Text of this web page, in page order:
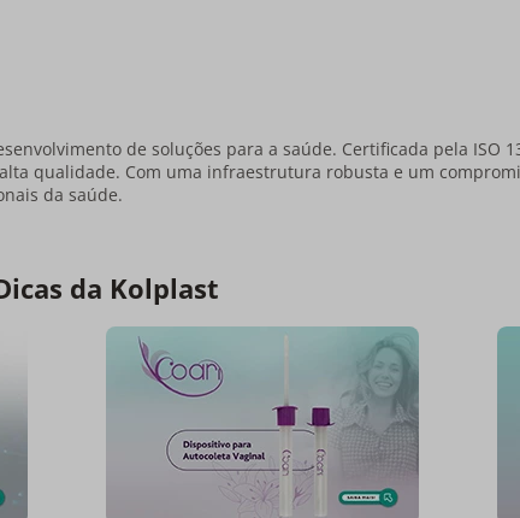
de soluções para a saúde. Certificada pela ISO
qualidade. Com uma infraestrutura robusta e um
da saúde.
da Kolplast